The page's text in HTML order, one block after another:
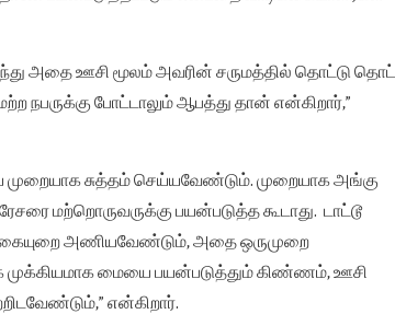
அதை ஊசி மூலம் அவரின் சருமத்தில் தொட்டு
நபருக்கு போட்டாலும் ஆபத்து தான் என்கிறார்,”
முறையாக சுத்தம் செய்யவேண்டும். முறையாக அங்கு
மற்றொருவருக்கு பயன்படுத்த கூடாது. டாட்டூ
அணியவேண்டும், அதை ஒருமுறை
முக்கியமாக மையை பயன்படுத்தும் கிண்ணம், ஊசி
என்கிறார்.